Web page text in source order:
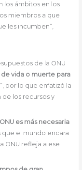
los ámbitos en los
miembros a que
les incumben”,
de la ONU
vida o muerte para
”, por lo que enfatizó la
los recursos y
es más necesaria
que el mundo encara
ONU refleja a ese